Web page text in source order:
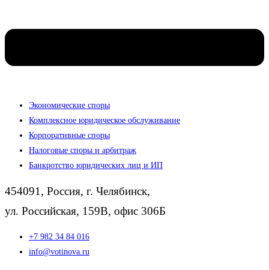
Экономические споры
Комплексное юридическое обслуживание
Корпоративные споры
Налоговые споры и арбитраж
Банкротство юридических лиц и ИП
454091, Россия, г. Челябинск,
ул. Российская, 159В, офис 306Б
+7 982 34 84 016
info@votinova.ru